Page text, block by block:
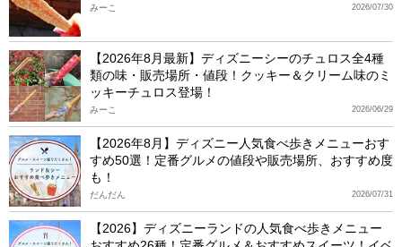
2026/07/30
みーこ
【2026年8月最新】ディズニーシーのチュロス全4種
類の味・販売場所・値段！クッキー＆クリーム味のミ
ッキーチュロス登場！
2026/06/29
みーこ
【2026年8月】ディズニー人気食べ歩きメニューおす
すめ50選！定番グルメの値段や販売場所、おすすめ度
も！
2026/07/31
だんだん
【2026】ディズニーランドの人気食べ歩きメニュー